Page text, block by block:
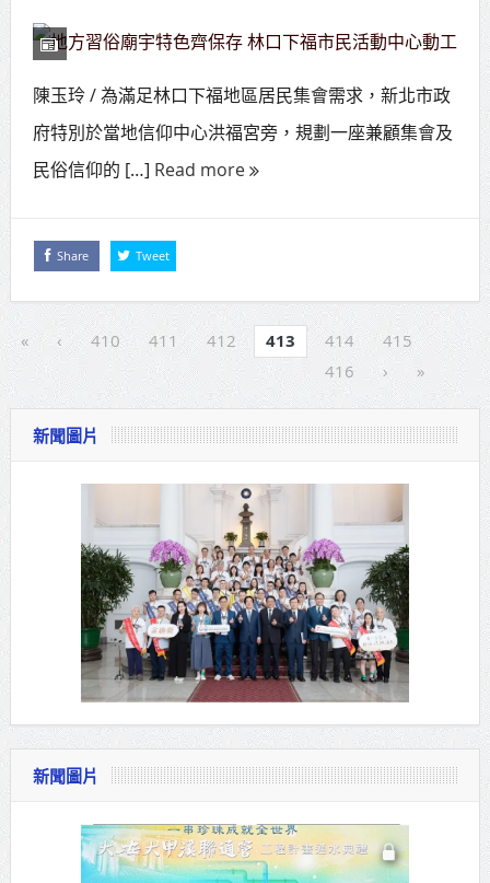
陳玉玲 / 為滿足林口下福地區居民集會需求，新北市政
府特別於當地信仰中心洪福宮旁，規劃一座兼顧集會及
民俗信仰的 […] Read more
Share Tweet
« ‹ 410 411 412 413 414
415
416
› »
新聞圖片
新聞圖片